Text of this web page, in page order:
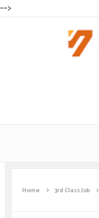
-->
Home 3rd Class Job